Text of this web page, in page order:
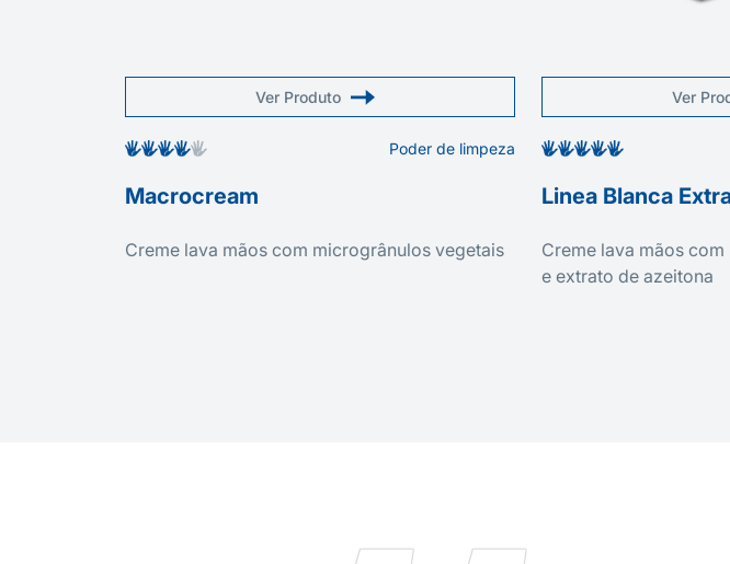
Ver Produto
Poder de limpeza
Macrocream
Creme lava mãos com microgrânulos vegetais
Ver
Linea Blanca
Creme lava mãos
e extrato de azeitona